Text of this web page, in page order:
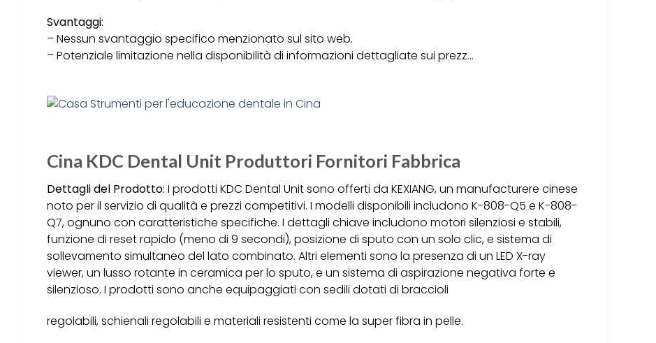
Svantaggi:
– Nessun svantaggio specifico menzionato sul sito web.
– Potenziale limitazione nella disponibilità di informazioni dettagliate sui prezz…
Cina KDC Dental Unit Produttori Fornitori Fabbrica
Dettagli del Prodotto: I prodotti KDC Dental Unit sono offerti da KEXIANG, un manufacturere cinese
noto per il servizio di qualità e prezzi competitivi. I modelli disponibili includono K-808-Q5 e K-808-
Q7, ognuno con caratteristiche specifiche. I dettagli chiave includono motori silenziosi e stabili,
funzione di reset rapido (meno di 9 secondi), posizione di sputo con un solo clic, e sistema di
sollevamento simultaneo del lato combinato. Altri elementi sono la presenza di un LED X-ray
viewer, un lusso rotante in ceramica per lo sputo, e un sistema di aspirazione negativa forte e
silenzioso. I prodotti sono anche equipaggiati con sedili dotati di braccioli
regolabili, schienali regolabili e materiali resistenti come la super fibra in pelle.